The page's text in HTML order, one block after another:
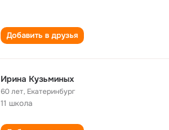
Добавить в друзья
Ирина Кузьминых
60 лет, Екатеринбург
11 школа